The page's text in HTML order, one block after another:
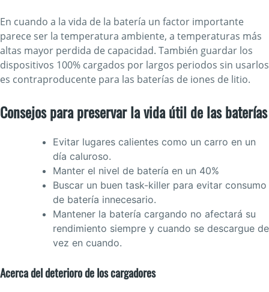
En cuando a la vida de la batería un factor importante
parece ser la temperatura ambiente, a temperaturas más
altas mayor perdida de capacidad. También guardar los
dispositivos 100% cargados por largos periodos sin usarlos
es contraproducente para las baterías de iones de litio.
Consejos para preservar la vida útil de las baterías
Evitar lugares calientes como un carro en un
día caluroso.
Manter el nivel de batería en un 40%
Buscar un buen task-killer para evitar consumo
de batería innecesario.
Mantener la batería cargando no afectará su
rendimiento siempre y cuando se descargue de
vez en cuando.
Acerca del deterioro de los cargadores